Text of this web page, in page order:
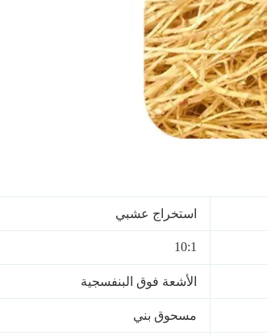
استخراج عشبي
10:1
الأشعة فوق البنفسجية
مسحوق بني